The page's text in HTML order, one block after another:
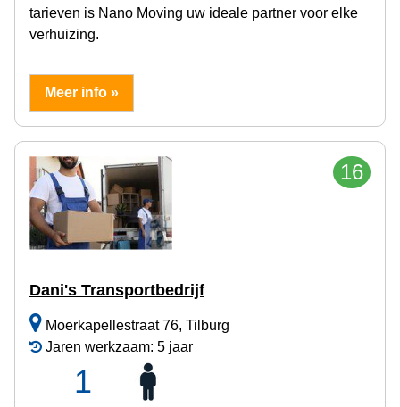
tarieven is Nano Moving uw ideale partner voor elke
verhuizing.
Meer info »
16
Dani's Transportbedrijf
Moerkapellestraat 76, Tilburg
Jaren werkzaam: 5 jaar
1